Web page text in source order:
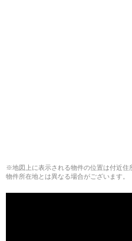
※地図上に表示される物件の位置は付近住
物件所在地とは異なる場合がございます。